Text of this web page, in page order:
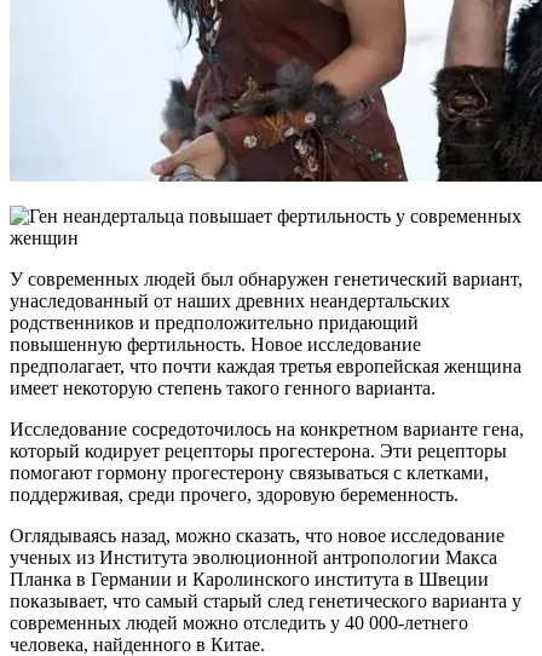
У современных людей был обнаружен генетический вариант,
унаследованный от наших древних неандертальских
родственников и предположительно придающий
повышенную фертильность. Новое исследование
предполагает, что почти каждая третья европейская женщина
имеет некоторую степень такого генного варианта.
Исследование сосредоточилось на конкретном варианте гена,
который кодирует рецепторы прогестерона. Эти рецепторы
помогают гормону прогестерону связываться с клетками,
поддерживая, среди прочего, здоровую беременность.
Оглядываясь назад, можно сказать, что новое исследование
ученых из Института эволюционной антропологии Макса
Планка в Германии и Каролинского института в Швеции
показывает, что самый старый след генетического варианта у
современных людей можно отследить у 40 000-летнего
человека, найденного в Китае.